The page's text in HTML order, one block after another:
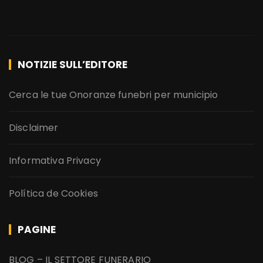
NOTIZIE SULL’EDITORE
Cerca le tue Onoranze funebri per municipio
Disclaimer
Informativa Privacy
Política de Cookies
PAGINE
BLOG – IL SETTORE FUNERARIO